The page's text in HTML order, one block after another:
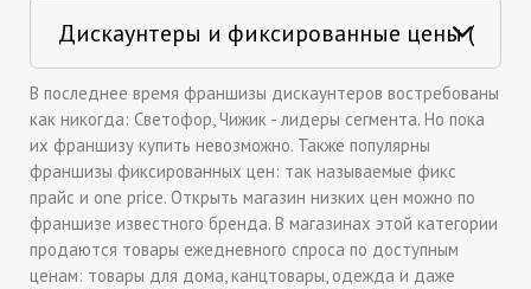
В последнее время франшизы дискаунтеров востребованы
как никогда: Светофор, Чижик - лидеры сегмента. Но пока
их франшизу купить невозможно. Также популярны
франшизы фиксированных цен: так называемые фикс
прайс и one price. Открыть магазин низких цен можно по
франшизе известного бренда. В магазинах этой категории
продаются товары ежедневного спроса по доступным
ценам: товары для дома, канцтовары, одежда и даже